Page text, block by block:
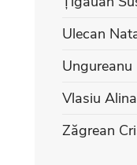
Ulecan
Ungureanu
Vlasiu
Zăgrean